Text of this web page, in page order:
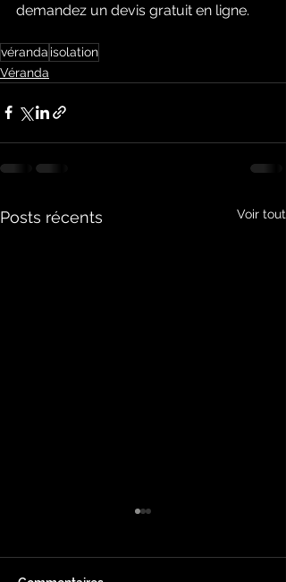
demandez un devis gratuit en ligne.
véranda isolation
Véranda
Posts récents Voir tout